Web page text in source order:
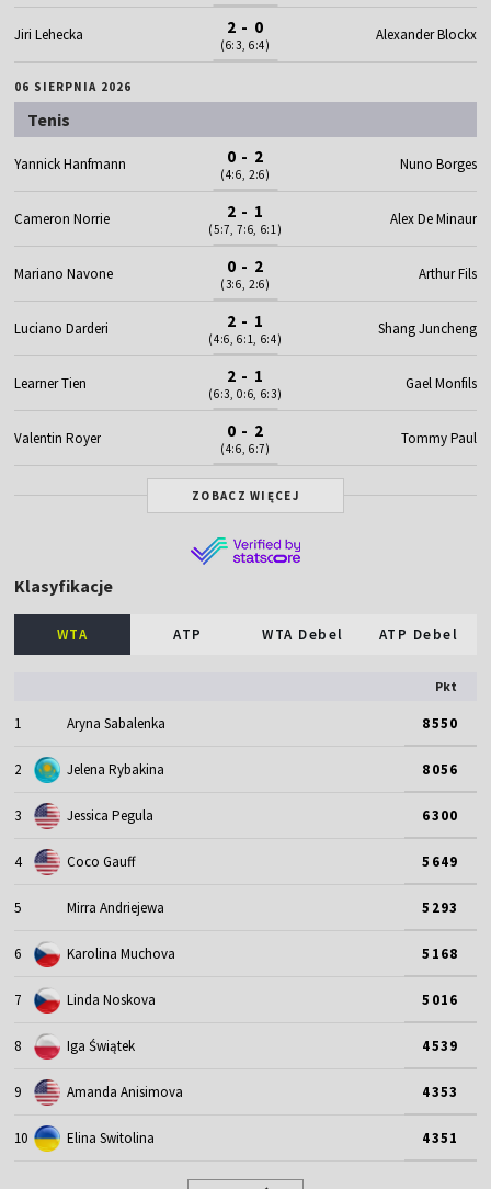
Jiri Lehecka 2 - 0
(6:3, 6:4)
Alexander Blockx
06 SIERPNIA 2026
Tenis
Yannick Hanfmann 0 - 2
(4:6, 2:6)
Nuno Borges
Cameron Norrie 2 - 1
(5:7, 7:6, 6:1)
Alex De Minaur
Mariano Navone 0 - 2
(3:6, 2:6)
Arthur Fils
Luciano Darderi 2 - 1
(4:6, 6:1, 6:4)
Shang Juncheng
Learner Tien 2 - 1
(6:3, 0:6, 6:3)
Gael Monfils
Valentin Royer 0 - 2
(4:6, 6:7)
Tommy Paul
ZOBACZ WIĘCEJ
Klasyfikacje
WTA ATP WTA Debel ATP Debel
Pkt
1 Aryna Sabalenka 8550
2 Jelena Rybakina 8056
3 Jessica Pegula 6300
4 Coco Gauff 5649
5 Mirra Andriejewa 5293
6 Karolina Muchova 5168
7 Linda Noskova 5016
8 Iga Świątek 4539
9 Amanda Anisimova 4353
10 Elina Switolina 4351